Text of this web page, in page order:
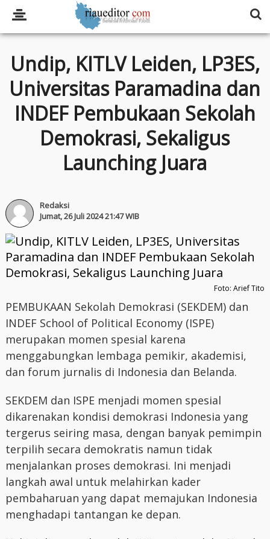
Undip, KITLV Leiden, LP3ES,
Universitas Paramadina dan
INDEF Pembukaan Sekolah
Demokrasi, Sekaligus
Launching Juara
Redaksi
Jumat, 26 Juli 2024 21:47 WIB
Foto: Arief Tito
PEMBUKAAN Sekolah Demokrasi (SEKDEM) dan
INDEF School of Political Economy (ISPE)
merupakan momen spesial karena
menggabungkan lembaga pemikir, akademisi,
dan forum jurnalis di Indonesia dan Belanda.
SEKDEM dan ISPE menjadi momen spesial
dikarenakan kondisi demokrasi Indonesia yang
tergerus seiring masa, dengan banyak pemimpin
terpilih secara demokratis namun tidak
menjalankan proses demokrasi. Ini menjadi
langkah awal untuk melahirkan kader
pembaharuan yang dapat memajukan Indonesia
menghadapi tantangan ke depan.